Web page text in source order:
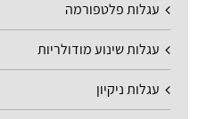
עגלות פלטפורמה
עגלות שינוע מודולריות
עגלות ניקיון